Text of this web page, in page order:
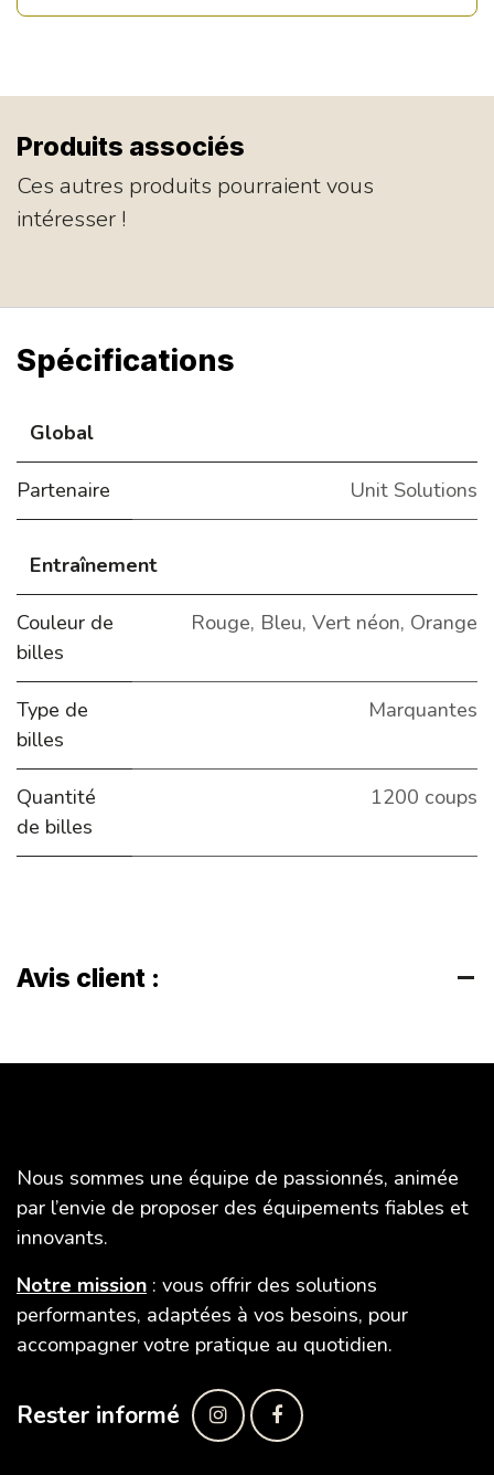
Produits associés
Ces autres produits pourraient vous
intéresser !
Spécifications
Global
Partenaire Unit Solutions
Entraînement
Couleur de
billes
Rouge, Bleu, Vert néon, Orange
Type de
billes
Marquantes
Quantité
de billes
1200 coups
Avis client :
Nous sommes une équipe de passionnés, animée
par l’envie de proposer des équipements fiables et
innovants.
Notre mission : vous offrir des solutions
performantes, adaptées à vos besoins, pour
accompagner votre pratique au quotidien.
Rester informé